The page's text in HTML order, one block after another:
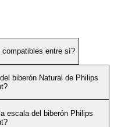
entre sí?
biberón Natural de Philips
escala del biberón Philips